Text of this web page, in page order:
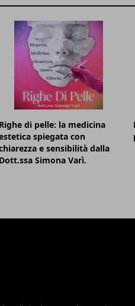
Righe di pelle: la medicina
spiegata con
e sensibilità dalla
Dott.ssa Simona Varì.